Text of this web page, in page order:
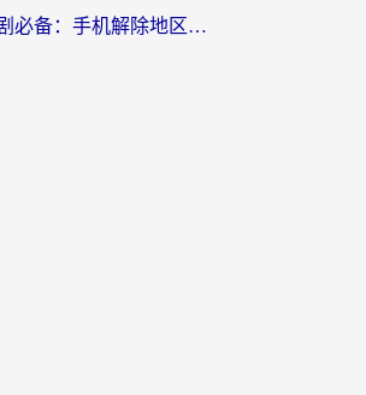
海外党追剧必备：手机解除地区限制app怎么选？解决央视视频&国内剧地区限制全指南